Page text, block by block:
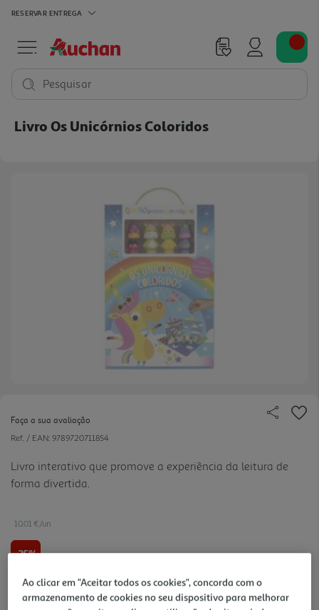
RESERVAR ENTREGA
Pesquisar
Livro Os Unicórnios Coloridos
Faça a sua avaliação
Ref. / EAN: 9789720711854
Livro interativo que promove a experiência da leitura de
forma divertida.
10.01 €/un
-25%
13,30 €PVP de editor
10,01 €
Ao clicar em "Aceitar todos os cookies", concorda com o
armazenamento de cookies no seu dispositivo para melhorar